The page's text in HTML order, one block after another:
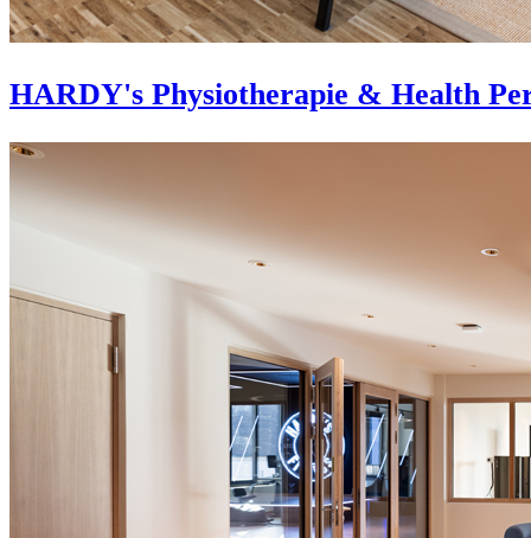
HARDY's Physiotherapie & Health